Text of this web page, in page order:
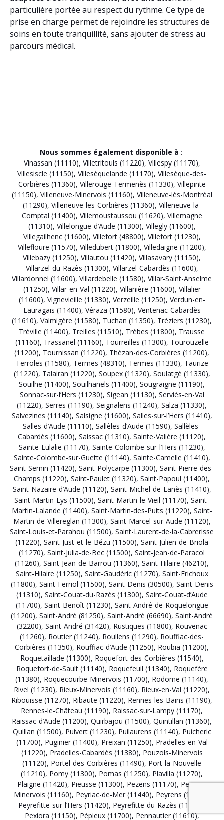
particulière portée au respect du rythme. Ce type de
prise en charge permet de rejoindre les structures de
soins en toute tranquillité, sans ajouter de stress au
parcours médical.
Nous sommes également disponible à :
Vinassan (11110), Villetritouls (11220), Villespy (11170),
Villesiscle (11150), Villesèquelande (11170), Villesèque-des-
Corbières (11360), Villerouge-Termenès (11330), Villepinte
(11150), Villeneuve-Minervois (11160), Villeneuve-lès-Montréal
(11290), Villeneuve-les-Corbières (11360), Villeneuve-la-
Comptal (11400), Villemoustaussou (11620), Villemagne
(11310), Villelongue-d’Aude (11300), Villegly (11600),
Villegailhenc (11600), Villefort (48800), Villefort (11230),
Villefloure (11570), Villedubert (11800), Villedaigne (11200),
Villebazy (11250), Villautou (11420), Villasavary (11150),
Villarzel-du-Razès (11300), Villarzel-Cabardès (11600),
Villardonnel (11600), Villardebelle (11580), Villar-Saint-Anselme
(11250), Villar-en-Val (11220), Villanière (11600), Villalier
(11600), Vignevieille (11330), Verzeille (11250), Verdun-en-
Lauragais (11400), Véraza (11580), Ventenac-Cabardès
(11610), Valmigère (11580), Tuchan (11350), Tréziers (11230),
Tréville (11400), Treilles (11510), Trèbes (11800), Trausse
(11160), Trassanel (11160), Tourreilles (11300), Tourouzelle
(11200), Tournissan (11220), Thézan-des-Corbières (11200),
Terroles (11580), Termes (48310), Termes (11330), Taurize
(11220), Talairan (11220), Soupex (11320), Soulatgé (11330),
Souilhe (11400), Souilhanels (11400), Sougraigne (11190),
Sonnac-sur-l’Hers (11230), Sigean (11130), Serviès-en-Val
(11220), Serres (11190), Seignalens (11240), Salza (11330),
Salvezines (11140), Salsigne (11600), Salles-sur-l’Hers (11410),
Salles-d’Aude (11110), Sallèles-d’Aude (11590), Sallèles-
Cabardès (11600), Saissac (11310), Sainte-Valière (11120),
Sainte-Eulalie (11170), Sainte-Colombe-sur-l’Hers (11230),
Sainte-Colombe-sur-Guette (11140), Sainte-Camelle (11410),
Saint-Sernin (11420), Saint-Polycarpe (11300), Saint-Pierre-des-
Champs (11220), Saint-Paulet (11320), Saint-Papoul (11400),
Saint-Nazaire-d’Aude (11120), Saint-Michel-de-Lanès (11410),
Saint-Martin-Lys (11500), Saint-Martin-le-Vieil (11170), Saint-
Martin-Lalande (11400), Saint-Martin-des-Puits (11220), Saint-
Martin-de-Villereglan (11300), Saint-Marcel-sur-Aude (11120),
Saint-Louis-et-Parahou (11500), Saint-Laurent-de-la-Cabrerisse
(11220), Saint-Just-et-le-Bézu (11500), Saint-Julien-de-Briola
(11270), Saint-Julia-de-Bec (11500), Saint-Jean-de-Paracol
(11260), Saint-Jean-de-Barrou (11360), Saint-Hilaire (46210),
Saint-Hilaire (11250), Saint-Gaudéric (11270), Saint-Frichoux
(11800), Saint-Ferriol (11500), Saint-Denis (30500), Saint-Denis
(11310), Saint-Couat-du-Razès (11300), Saint-Couat-d’Aude
(11700), Saint-Benoît (11230), Saint-André-de-Roquelongue
(11200), Saint-André (81250), Saint-André (66690), Saint-André
(32200), Saint-André (31420), Rustiques (11800), Rouvenac
(11260), Routier (11240), Roullens (11290), Rouffiac-des-
Corbières (11350), Rouffiac-d’Aude (11250), Roubia (11200),
Roquetaillade (11300), Roquefort-des-Corbières (11540),
Roquefort-de-Sault (11140), Roquefeuil (11340), Roquefère
(11380), Roquecourbe-Minervois (11700), Rodome (11140),
Rivel (11230), Rieux-Minervois (11160), Rieux-en-Val (11220),
Ribouisse (11270), Ribaute (11220), Rennes-les-Bains (11190),
Rennes-le-Château (11190), Raissac-sur-Lampy (11170),
Raissac-d’Aude (11200), Quirbajou (11500), Quintillan (11360),
Quillan (11500), Puivert (11230), Puilaurens (11140), Puicheric
(11700), Puginier (11400), Preixan (11250), Pradelles-en-Val
(11220), Pradelles-Cabardès (11380), Pouzols-Minervois
(11120), Portel-des-Corbières (11490), Port-la-Nouvelle
(11210), Pomy (11300), Pomas (11250), Plavilla (11270),
Plaigne (11420), Pieusse (11300), Pezens (11170), Peyriac-
Minervois (11160), Peyriac-de-Mer (11440), Peyrens (11400)
Peyrefitte-sur-l’Hers (11420), Peyrefitte-du-Razès (11230)
Pexiora (11150), Pépieux (11700), Pennautier (11610),